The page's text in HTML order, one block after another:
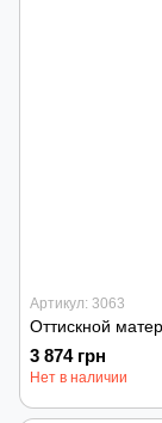
Артикул: 3063
Оттискной
3 874 грн
Нет в наличии